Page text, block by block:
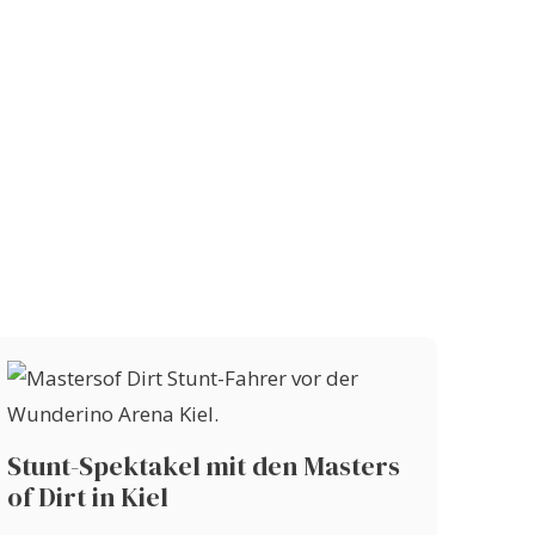
Stunt-Spektakel mit den Masters
of Dirt in Kiel